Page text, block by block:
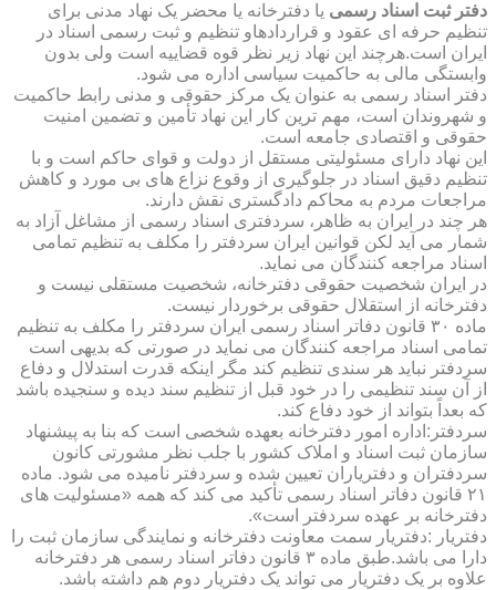
دفتر ثبت اسناد رسمی یا دفترخانه یا محضر یک نهاد مدنی برای
تنظیم حرفه ای عقود و قراردادهاو تنظیم و ثبت رسمی اسناد در
ایران است.هرچند این نهاد زیر نظر قوه قضاییه است ولی بدون
وابستگی مالی به حاکمیت سیاسی اداره می شود.
دفتر اسناد رسمی به عنوان یک مرکز حقوقی و مدنی رابط حاکمیت
و شهروندان است، مهم ترین کار این نهاد تأمین و تضمین امنیت
حقوقی و اقتصادی جامعه است.
این نهاد دارای مسئولیتی مستقل از دولت و قوای حاکم است و با
تنظیم دقیق اسناد در جلوگیری از وقوع نزاع های بی مورد و کاهش
مراجعات مردم به محاکم دادگستری نقش دارند.
هر چند در ایران به ظاهر، سردفتری اسناد رسمی از مشاغل آزاد به
شمار می آید لکن قوانین ایران سردفتر را مکلف به تنظیم تمامی
اسناد مراجعه کنندگان می نماید.
در ایران شخصیت حقوقی دفترخانه، شخصیت مستقلی نیست و
دفترخانه از استقلال حقوقی برخوردار نیست.
ماده ۳۰ قانون دفاتر اسناد رسمی ایران سردفتر را مکلف به تنظیم
تمامی اسناد مراجعه کنندگان می نماید در صورتی که بدیهی است
سردفتر نباید هر سندی تنظیم کند مگر اینکه قدرت استدلال و دفاع
از آن سند تنظیمی را در خود قبل از تنظیم سند دیده و سنجیده باشد
که بعداً بتواند از خود دفاع کند.
سردفتر:اداره امور دفترخانه بعهده شخصی است که بنا به پیشنهاد
سازمان ثبت اسناد و املاک کشور با جلب نظر مشورتی کانون
سردفتران و دفتریاران تعیین شده و سردفتر نامیده می شود. ماده
۲۱ قانون دفاتر اسناد رسمی تأکید می کند که همه «مسئولیت های
دفترخانه بر عهده سردفتر است».
دفتریار :دفتریار سمت معاونت دفترخانه و نمایندگی سازمان ثبت را
دارا می باشد.طبق ماده ۳ قانون دفاتر اسناد رسمی هر دفترخانه
علاوه بر یک دفتریار می تواند یک دفتریار دوم هم داشته باشد.